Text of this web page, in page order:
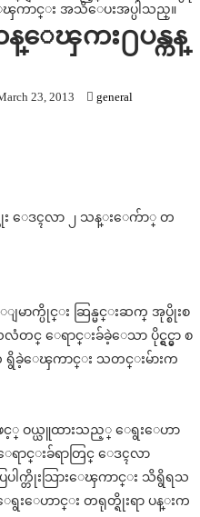
ၾကာင္း အသိေပးအပ္ပါသည္။
ၾကး႐ပန္ကန္
23, 2013
general
း ေဒၚလာ ၂ သန္းေက်ာ္ တ
မာက္ပိုင္း ဆြန္မင္းဆက္ အုပ္စိုးစ
လံတင္ ေရာင္းခ်ခဲ့ေသာ ပိုင္ရွင္ မွာ စ
က် ရွိခဲ့ေၾကာင္း သတင္းမ်ားက
ဖင့္ ဝယ္ယူထားသည့္ ေရွးေဟာ
ာင္းခ်ရာတြင္ ေဒၚလာ
ေပါက္တိုးသြားေၾကာင္း သိရွိရသ
ရွးေဟာင္း တရုတ္ရိုးရာ ပန္းက